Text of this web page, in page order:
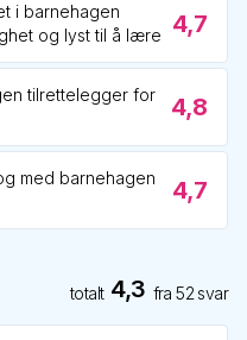
i barnehagen
og lyst til å lære
4,7
tilrettelegger for
4,8
med barnehagen
4,7
totalt 4,3 fra52 svar